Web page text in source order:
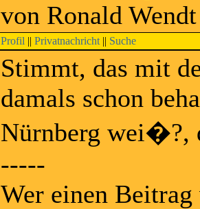
von Ronald
Profil || Privatnachricht || Suche
Stimmt, das mit
damals schon
Nürnberg wei�?,
-----
Wer einen